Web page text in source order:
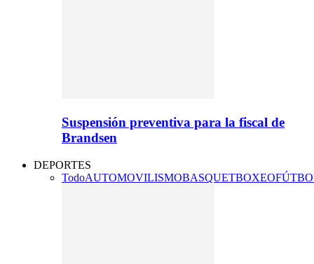
Suspensión preventiva para la fiscal de
Brandsen
DEPORTES
TodoAUTOMOVILISMOBASQUETBOXEO